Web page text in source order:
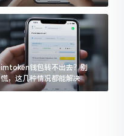
跌被套牢
imtoken钱包转不出去？别
慌，这几种情况都能解决